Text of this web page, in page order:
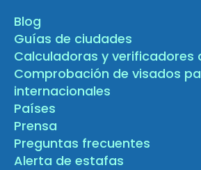
Blog
Guías de ciudades
Calculadoras y verificadores
Comprobación de visados
internacionales
Países
Prensa
Preguntas frecuentes
Alerta de estafas